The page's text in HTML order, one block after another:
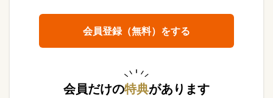
会員登録（無料）をする
会員だけの特典があります